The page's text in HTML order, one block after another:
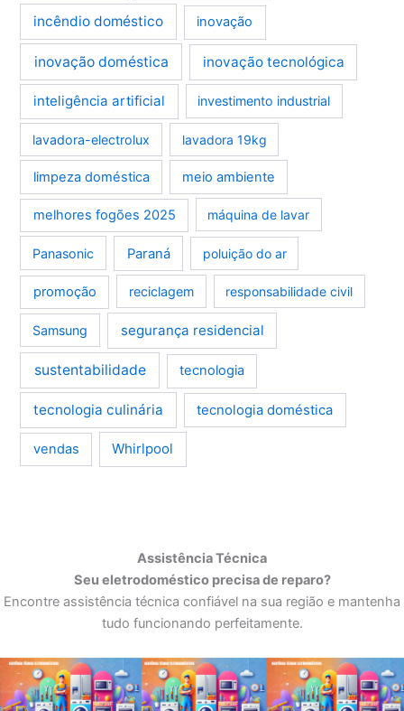
incêndio doméstico inovação
inovação doméstica inovação tecnológica
inteligência artificial investimento industrial
lavadora-electrolux lavadora 19kg
limpeza doméstica meio ambiente
melhores fogões 2025 máquina de lavar
Panasonic Paraná poluição do ar
promoção reciclagem responsabilidade civil
Samsung segurança residencial
sustentabilidade tecnologia
tecnologia culinária tecnologia doméstica
vendas Whirlpool
Assistência Técnica
Seu eletrodoméstico precisa de reparo?
Encontre assistência técnica confiável na sua região e mantenha
tudo funcionando perfeitamente.